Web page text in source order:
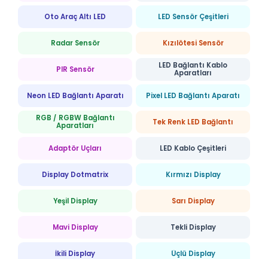
Oto Araç Altı LED LED Sensör Çeşitleri
Radar Sensör Kızılötesi Sensör
PIR Sensör
LED Bağlantı Kablo
Aparatları
Neon LED Bağlantı Aparatı Pixel LED Bağlantı Aparatı
RGB / RGBW Bağlantı
Aparatları
Tek Renk LED Bağlantı
Adaptör Uçları LED Kablo Çeşitleri
Display Dotmatrix Kırmızı Display
Yeşil Display Sarı Display
Mavi Display Tekli Display
İkili Display Üçlü Display